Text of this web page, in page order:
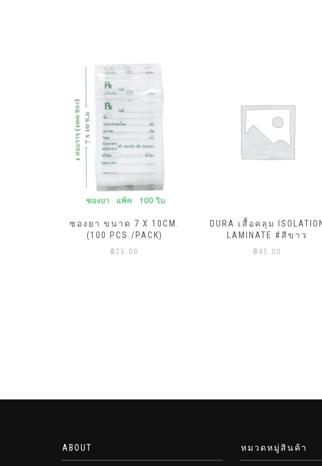
ซองยา ขนาด 7 X 10CM.
(100 PCS./PACK)
฿25.00
DURA เสื้อคลุม ISOLATION
LAMINATE #สีขาว
฿ 45.00
ABOUT หมวดหมู่สินค้า